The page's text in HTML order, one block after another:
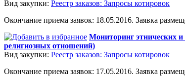
Вид закупки: Реестр заказов: Запросы котировок
Окончание приема заявок: 18.05.2016. Заявка
Мониторинг этнических и
религиозных отношений)
Вид закупки: Реестр заказов: Запросы котировок
Окончание приема заявок: 17.05.2016. Заявка